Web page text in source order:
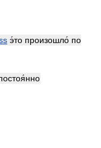
э́то произошло́ по